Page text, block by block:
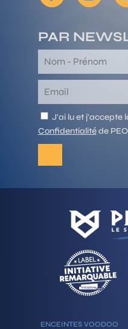
PAR
J'ai lu et j'accepte
Confidentialitéde
ENCEINTES VOODOO